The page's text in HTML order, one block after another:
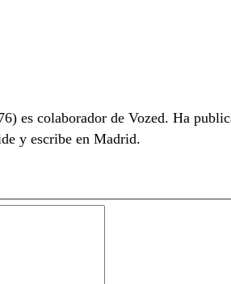
es colaborador de Vozed. Ha
y escribe en Madrid.